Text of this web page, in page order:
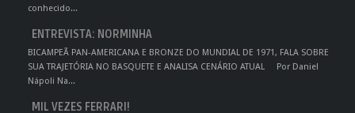
conhecido...
ENTREVISTA: NORMINHA
BICAMPEÃ PAN-AMERICANA E BRONZE DO MUNDIAL DE 1971, FALA SOBRE
SUA TRAJETÓRIA NO BASQUETE E ANALISA CENÁRIO ATUAL Por Daniel
Nápoli Na...
MIL VEZES FERRARI!